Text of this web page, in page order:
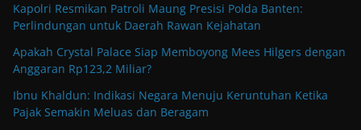
Kapolri Resmikan Patroli Maung Presisi Polda Banten:
Perlindungan untuk Daerah Rawan Kejahatan
Apakah Crystal Palace Siap Memboyong Mees Hilgers dengan
Anggaran Rp123,2 Miliar?
Ibnu Khaldun: Indikasi Negara Menuju Keruntuhan Ketika
Pajak Semakin Meluas dan Beragam